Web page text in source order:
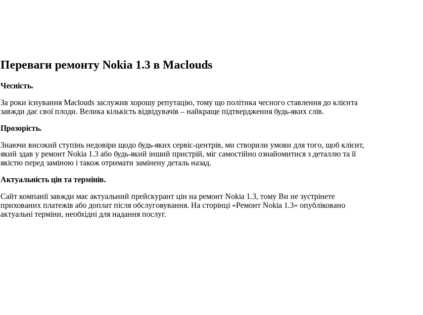
Переваги ремонту Nokia 1.3 в Maclouds
Чесність.
За роки існування Maclouds заслужив хорошу репутацію, тому що політика чесного ставлення до клієнта
завжди дає свої плоди. Велика кількість відвідувачів – найкраще підтвердження будь-яких слів.
Прозорість.
Знаючи високий ступінь недовіри щодо будь-яких сервіс-центрів, ми створили умови для того, щоб клієнт,
який здав у ремонт Nokia 1.3 або будь-який інший пристрій, міг самостійно ознайомитися з деталлю та її
якістю перед заміною і також отримати замінену деталь назад.
Актуальність цін та термінів.
Сайт компанії завжди має актуальний прейскурант цін на ремонт Nokia 1.3, тому Ви не зустрінете
прихованих платежів або доплат після обслуговування. На сторінці «Ремонт Nokia 1.3» опубліковано
актуальні терміни, необхідні для надання послуг.